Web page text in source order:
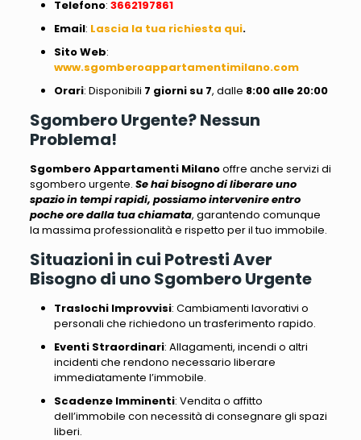
Telefono: 3662197861
Email: Lascia la tua richiesta qui.
SitoWeb:
www.sgomberoappartamentimilano.com
Orari: Disponibili 7 giorni su 7, dalle 8:00 alle 20:00
Sgombero Urgente? Nessun
Problema!
Sgombero Appartamenti Milanooffre anche servizi di
sgombero urgente. Se hai bisogno di liberare uno
spazio in tempi rapidi, possiamo intervenire entro
poche ore dalla tua chiamata, garantendo comunque
la massima professionalità e rispetto per il tuo immobile.
Situazioni in cui Potresti Aver
Bisogno di uno Sgombero Urgente
Traslochi Improvvisi: Cambiamenti lavorativi o
personali che richiedono un trasferimento rapido.
Eventi Straordinari: Allagamenti, incendi o altri
incidenti che rendono necessario liberare
immediatamente l’immobile.
Scadenze Imminenti: Vendita o affitto
dell’immobile con necessità di consegnare gli spazi
liberi.